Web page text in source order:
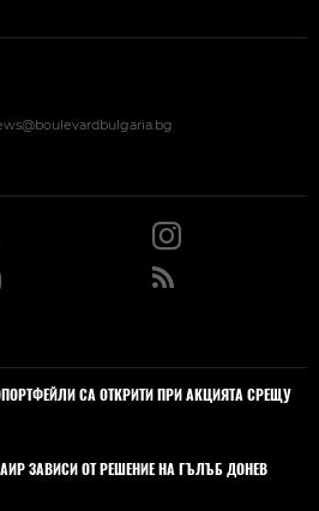
СА ОТКРИТИ ПРИ АКЦИЯТА СРЕЩУ
ЗАВИСИ ОТ РЕШЕНИЕ НА ГЪЛЪБ ДОНЕВ